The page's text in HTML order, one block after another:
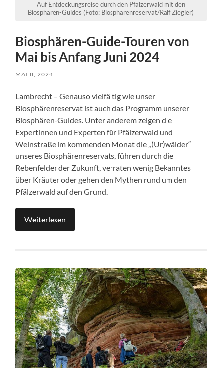
Auf Entdeckungsreise durch den Pfälzerwald mit den
Biosphären-Guides (Foto: Biosphärenreservat/Ralf Ziegler)
Biosphären-Guide-Touren von
Mai bis Anfang Juni 2024
MAI 8, 2024
Lambrecht – Genauso vielfältig wie unser
Biosphärenreservat ist auch das Programm unserer
Biosphären-Guides. Unter anderem zeigen die
Expertinnen und Experten für Pfälzerwald und
Weinstraße im kommenden Monat die „(Ur)wälder“
unseres Biosphärenreservats, führen durch die
Rebenfelder der Zukunft, verraten wenig Bekanntes
über Kräuter oder gehen den Mythen rund um den
Pfälzerwald auf den Grund.
Weiterlesen